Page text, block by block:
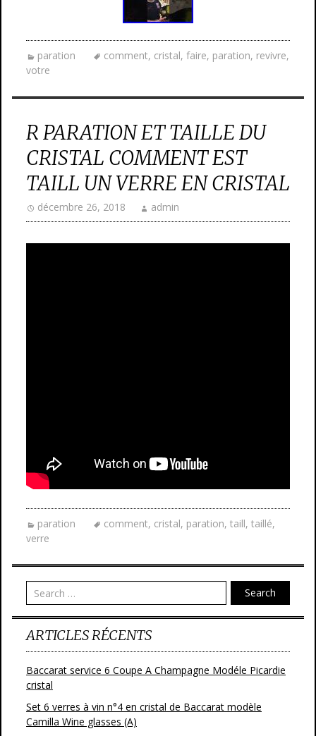
paration comment, cristal, faire, paration, revivre,
votre
R PARATION ET TAILLE DU
CRISTAL COMMENT EST
TAILL UN VERRE EN CRISTAL
décembre 26, 2018 admin
paration comment, cristal, paration, taill, taillé,
verre
Search
ARTICLES RÉCENTS
Baccarat service 6 Coupe A Champagne Modéle Picardie
cristal
Set 6 verres à vin n°4 en cristal de Baccarat modèle
Camilla Wine glasses (A)